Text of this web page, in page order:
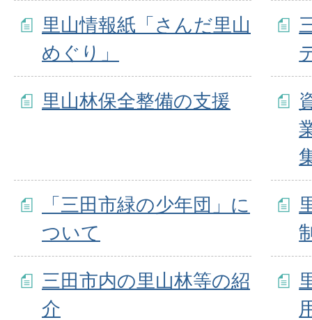
里山情報紙「さんだ里山
めぐり」
里山林保全整備の支援
「三田市緑の少年団」に
ついて
三田市内の里山林等の紹
介